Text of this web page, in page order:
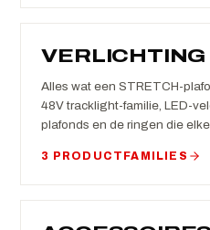
VERLICHTING
Alles wat een STRETCH-
48V tracklight-familie, LED-
plafonds en de ringen die
3 PRODUCTFAMILIES